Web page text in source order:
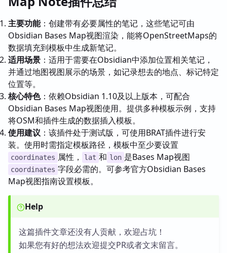
主要功能：创建带有必要属性的笔记，这些笔记可由
Obsidian Bases Map视图渲染，能将OpenStreetMaps的
数据填充到模板中生成新笔记。
适用场景 ：适用于需要在Obsidian中添加位置相关笔记，
并通过地图视图展示的场景，如记录想去的地点、标记特定
位置等。
核心特色：依赖Obsidian 1.10及以上版本，可配合
Obsidian Bases Map视图使用。提供多种模板示例，支持
将OSM和插件生成的数据插入模板。
使用建议 ：该插件处于测试版，可使用BRAT插件进行安
装。使用时需指定模板路径，模板中至少要设置
coordinates 属性， lat 和 lon 是Bases Map视图
coordinates 字段必需的。可参考官方Obsidian Bases
Map视图指南设置模板。
Help
这篇插件文章还没有人贡献，欢迎占坑！
如果您有好的想法欢迎提交PR或者文末留言。